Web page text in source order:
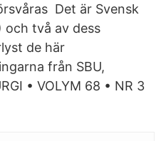
Det är Svensk
och två av dess
de här
från SBU,
• VOLYM 68 • NR 3